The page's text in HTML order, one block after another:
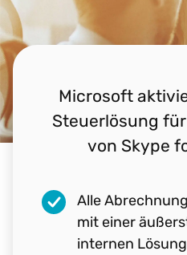
Microsoft
Steuerlösung
von Skype
Alle
mit einer
internen